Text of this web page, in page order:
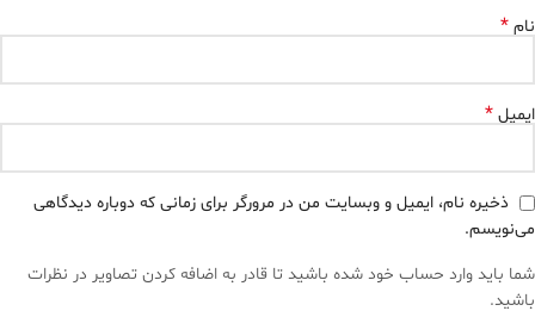
نام *
ایمیل *
ذخیره نام، ایمیل و وبسایت من در مرورگر برای زمانی که دوباره دیدگاهی
می‌نویسم.
شما باید وارد حساب خود شده باشید تا قادر به اضافه کردن تصاویر در نظرات
باشید.